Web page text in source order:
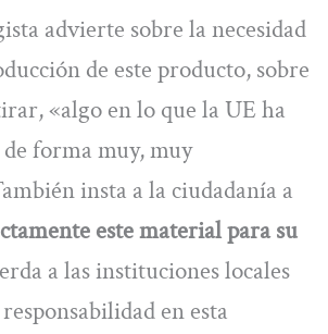
advierte sobre la necesidad
de este producto, sobre
«algo en lo que la UE ha
forma muy, muy
insta a la ciudadanía a
este material para su
a las instituciones locales
en esta